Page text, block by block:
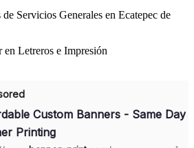
Servicios Generales en Ecatepec de
en Letreros e Impresión